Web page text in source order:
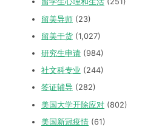
留美导师 (23)
留美干货 (1,027)
研究生申请 (984)
社文科专业 (244)
签证辅导 (282)
美国大学开除应对 (802)
美国新冠疫情 (61)